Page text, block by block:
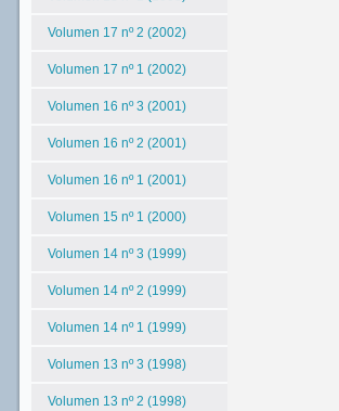
Volumen 17 nº 2 (2002)
Volumen 17 nº 1 (2002)
Volumen 16 nº 3 (2001)
Volumen 16 nº 2 (2001)
Volumen 16 nº 1 (2001)
Volumen 15 nº 1 (2000)
Volumen 14 nº 3 (1999)
Volumen 14 nº 2 (1999)
Volumen 14 nº 1 (1999)
Volumen 13 nº 3 (1998)
Volumen 13 nº 2 (1998)